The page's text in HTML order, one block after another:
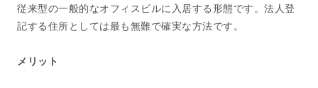
従来型の一般的なオフィスビルに入居する形態です。法人登
記する住所としては最も無難で確実な方法です。
メリット